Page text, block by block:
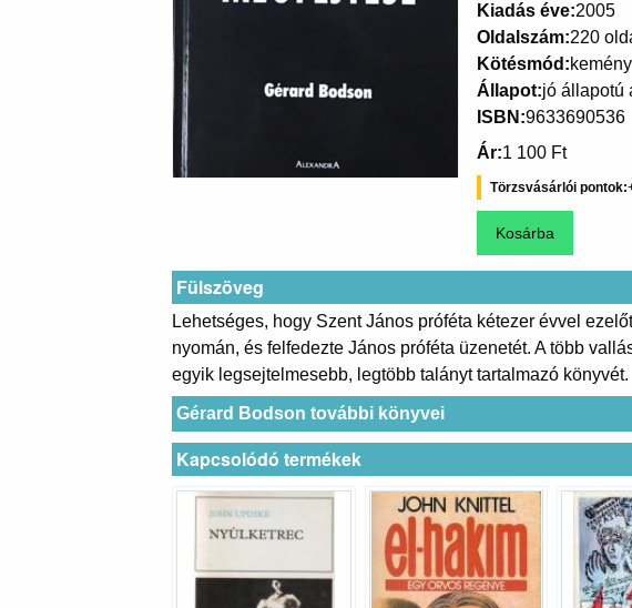
Kiadás éve 2005
Oldalszám 220
Kötésmód
Állapot jó állapotú
ISBN 9633690536
Ár 1 100 Ft
Törzsvásárlói pontok
Fülszöveg
Lehetséges, hogy Szent János próféta kétezer évvel
nyomán, és felfedezte János próféta üzenetét. A több
egyik legsejtelmesebb, legtöbb talányt tartalmazó könyvét.
Gérard Bodson további könyvei
Kapcsolódó termékek